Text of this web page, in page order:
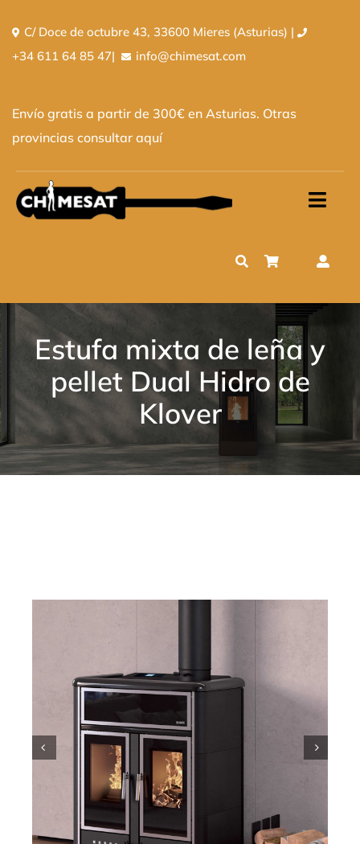
al
contenido
C/ Doce de octubre 43, 33600 Mieres (Asturias) |
+34 611 64 85 47| info@chimesat.com
Envío gratis a partir de 300€ en Asturias. Otras
provinciasconsultar aquí
Quiénes somos
Contacto
Estufa mixta de leña y
pellet Dual Hidro de
Klover
 